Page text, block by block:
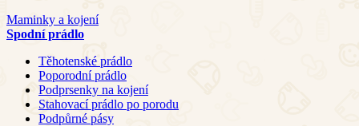
Maminky a kojení
Spodní prádlo
Těhotenské prádlo
Poporodní prádlo
Podprsenky na kojení
Stahovací prádlo po porodu
Podpůrné pásy